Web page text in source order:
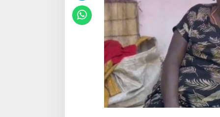
n
u
n
t
u
W
a
r